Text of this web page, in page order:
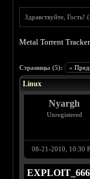
Здравствуйте, Гость! (
Metal Torrent
Страницы (5): «
Linux
Nyargh
Unregistered
08-21-2010, 10:30
EXPLOIT_666